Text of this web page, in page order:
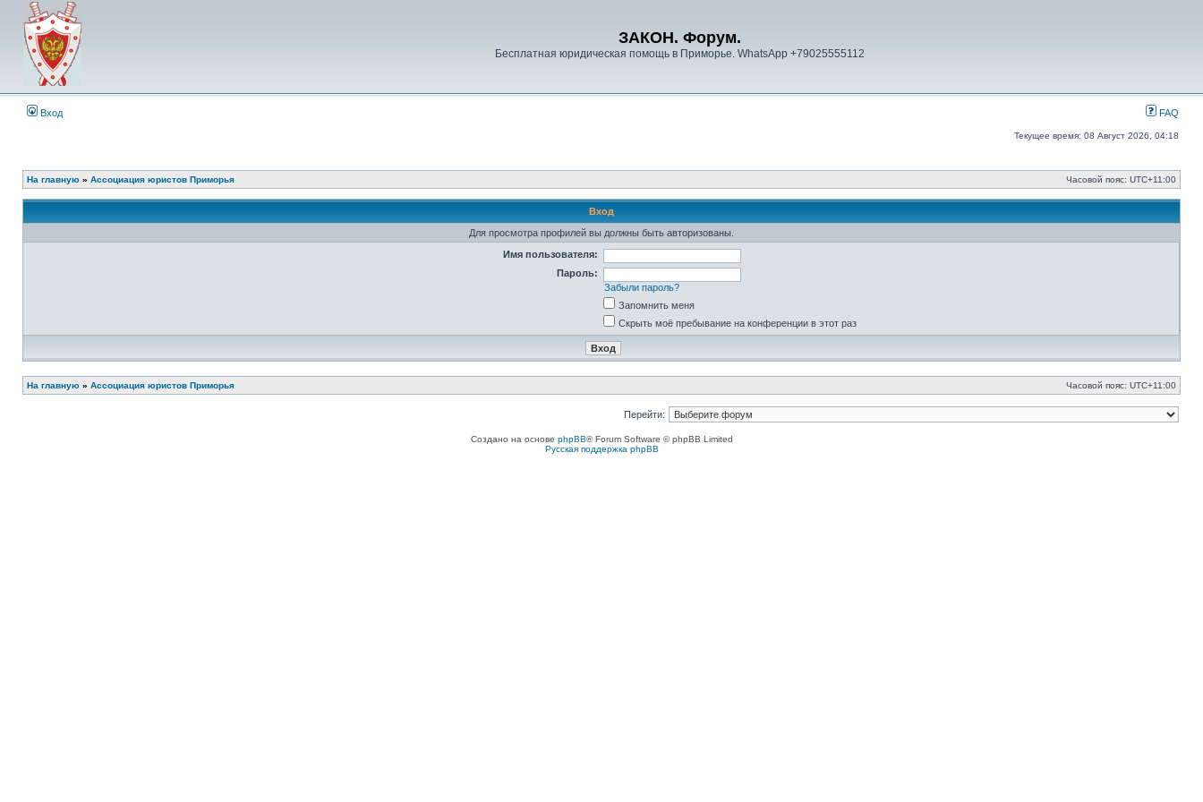
ЗАКОН. Форум.
Бесплатная юридическая помощь в Приморье. WhatsApp +79025555112
Вход FAQ
Текущее время: 08 Август 2026, 04:18
На главную » Ассоциация юристов Приморья Часовой пояс: UTC+11:00
Вход
Для просмотра профилей вы должны быть авторизованы.
Имя пользователя:
Пароль:
Забыли пароль?
Запомнить меня
Скрыть моё пребывание на конференции в этот раз
На главную » Ассоциация юристов Приморья Часовой пояс: UTC+11:00
Перейти:
Создано на основе phpBB® Forum Software © phpBB Limited
Русская поддержка phpBB